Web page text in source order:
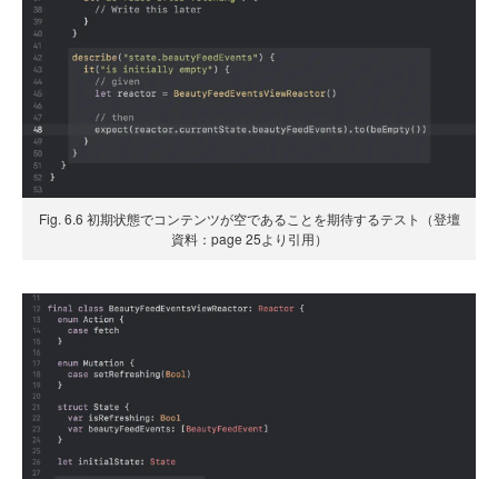
Fig. 6.6 初期状態でコンテンツが空であることを期待するテスト（登壇
資料：page 25より引用）